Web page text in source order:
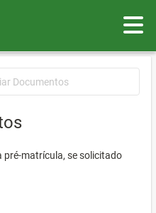
Documentos
pré-matrícula, se solicitado